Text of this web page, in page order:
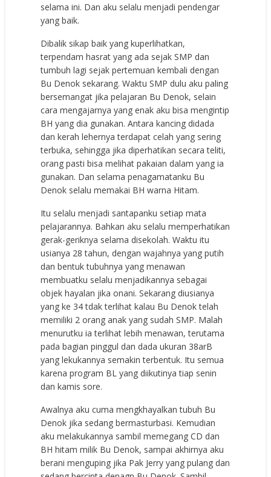
selama ini. Dan aku selalu menjadi pendengar
yang baik.
Dibalik sikap baik yang kuperlihatkan,
terpendam hasrat yang ada sejak SMP dan
tumbuh lagi sejak pertemuan kembali dengan
Bu Denok sekarang. Waktu SMP dulu aku paling
bersemangat jika pelajaran Bu Denok, selain
cara mengajarnya yang enak aku bisa mengintip
BH yang dia gunakan. Antara kancing didada
dan kerah lehernya terdapat celah yang sering
terbuka, sehingga jika diperhatikan secara teliti,
orang pasti bisa melihat pakaian dalam yang ia
gunakan. Dan selama penagamatanku Bu
Denok selalu memakai BH warna Hitam.
Itu selalu menjadi santapanku setiap mata
pelajarannya. Bahkan aku selalu memperhatikan
gerak-geriknya selama disekolah. Waktu itu
usianya 28 tahun, dengan wajahnya yang putih
dan bentuk tubuhnya yang menawan
membuatku selalu menjadikannya sebagai
objek hayalan jika onani. Sekarang diusianya
yang ke 34 tdak terlihat kalau Bu Denok telah
memiliki 2 orang anak yang sudah SMP. Malah
menurutku ia terlihat lebih menawan, terutama
pada bagian pinggul dan dada ukuran 38arB
yang lekukannya semakin terbentuk. Itu semua
karena program BL yang diikutinya tiap senin
dan kamis sore.
Awalnya aku cuma mengkhayalkan tubuh Bu
Denok jika sedang bermasturbasi. Kemudian
aku melakukannya sambil memegang CD dan
BH hitam milik Bu Denok, sampai akhirnya aku
berani menguping jika Pak Jerry yang pulang dan